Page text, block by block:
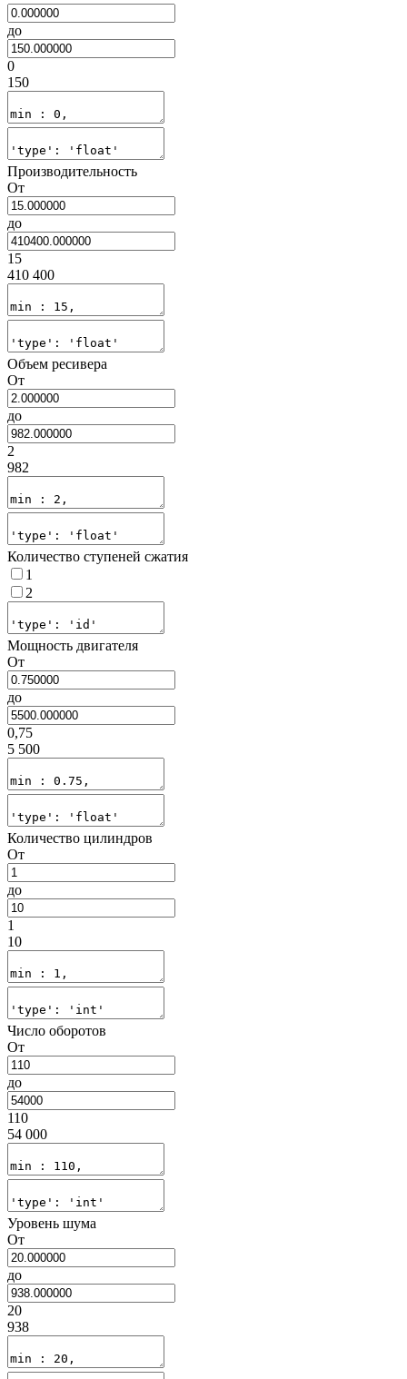
до
0
150
Производительность
От
до
15
410 400
Объем ресивера
От
до
2
982
Количество ступеней сжатия
1
2
Мощность двигателя
От
до
0,75
5 500
Количество цилиндров
От
до
1
10
Число оборотов
От
до
110
54 000
Уровень шума
От
до
20
938